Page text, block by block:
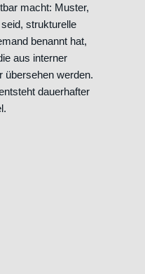
macht: Muster,
strukturelle
benannt hat,
aus interner
übersehen werden.
dauerhafter